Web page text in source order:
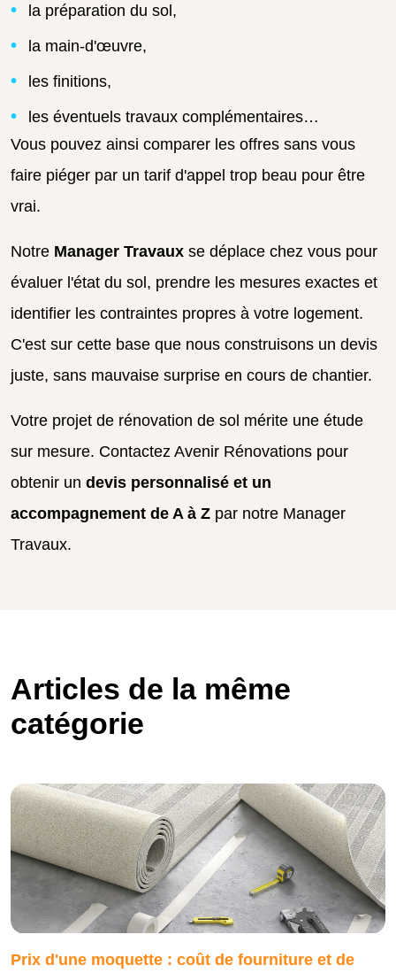
la préparation du sol,
la main-d'œuvre,
les finitions,
les éventuels travaux complémentaires…
Vous pouvez ainsi comparer les offres sans vous
faire piéger par un tarif d'appel trop beau pour être
vrai.
Notre Manager Travaux se déplace chez vous pour
évaluer l'état du sol, prendre les mesures exactes et
identifier les contraintes propres à votre logement.
C'est sur cette base que nous construisons un devis
juste, sans mauvaise surprise en cours de chantier.
Votre projet de rénovation de sol mérite une étude
sur mesure. Contactez Avenir Rénovations pour
obtenir un devis personnalisé et un
accompagnement de A à Z par notre Manager
Travaux.
Articles de la même
catégorie
Prix d'une moquette : coût de fourniture et de